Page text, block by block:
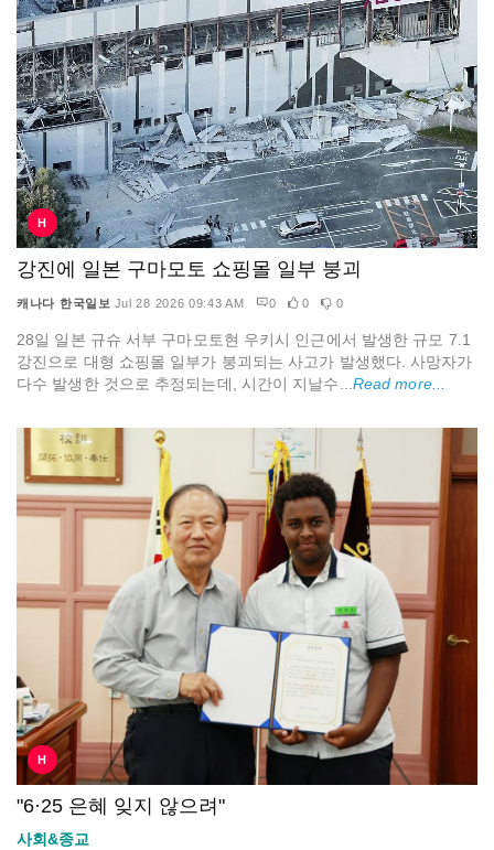
H
강진에 일본 구마모토 쇼핑몰 일부 붕괴
캐나다 한국일보 Jul 28 2026 09:43 AM 0 0 0
28일 일본 규슈 서부 구마모토현 우키시 인근에서 발생한 규모 7.1
강진으로 대형 쇼핑몰 일부가 붕괴되는 사고가 발생했다. 사망자가
다수 발생한 것으로 추정되는데, 시간이 지날수...Read more...
H
"6·25 은혜 잊지 않으려"
사회&종교